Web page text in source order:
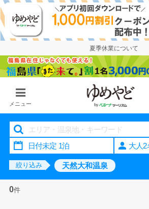
夏季休業について
メニュー
大人2
絞り込み 天然大和温泉
0件